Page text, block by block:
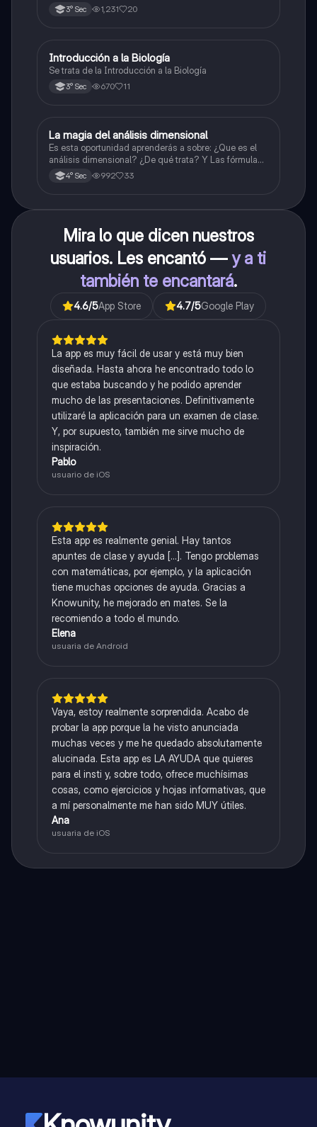
3° Sec 1,231 20
Biología
Introducción a la Biología
Se trata de la Introducción a la Biología
3° Sec 670 11
Física
La magia del análisis dimensional
Es esta oportunidad aprenderás a sobre: ¿Que es el
análisis dimensional? ¿De qué trata? Y Las fórmulas
de las magnitudes fundamentales y derivadas.
4° Sec 992 33
Mira lo que dicen nuestros
usuarios. Les encantó —y a ti
también te encantará.
4.6/5App Store 4.7/5Google Play
La app es muy fácil de usar y está muy bien
diseñada. Hasta ahora he encontrado todo lo
que estaba buscando y he podido aprender
mucho de las presentaciones. Definitivamente
utilizaré la aplicación para un examen de clase.
Y, por supuesto, también me sirve mucho de
inspiración.
Pablo
usuario de iOS
Esta app es realmente genial. Hay tantos
apuntes de clase y ayuda [...]. Tengo problemas
con matemáticas, por ejemplo, y la aplicación
tiene muchas opciones de ayuda. Gracias a
Knowunity, he mejorado en mates. Se la
recomiendo a todo el mundo.
Elena
usuaria de Android
Vaya, estoy realmente sorprendida. Acabo de
probar la app porque la he visto anunciada
muchas veces y me he quedado absolutamente
alucinada. Esta app es LA AYUDA que quieres
para el insti y, sobre todo, ofrece muchísimas
cosas, como ejercicios y hojas informativas, que
a mí personalmente me han sido MUY útiles.
Ana
usuaria de iOS